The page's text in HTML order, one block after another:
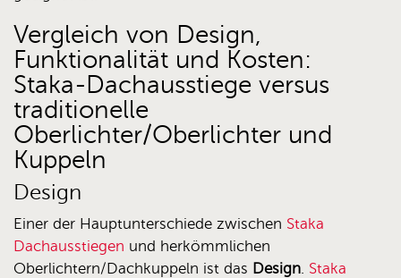
Vergleich von Design,
Funktionalität und Kosten:
Staka-Dachausstiege versus
traditionelle
Oberlichter/Oberlichter und
Kuppeln
Design
Einer der Hauptunterschiede zwischen Staka
Dachausstiegen und herkömmlichen
Oberlichtern/Dachkuppeln ist das Design Staka